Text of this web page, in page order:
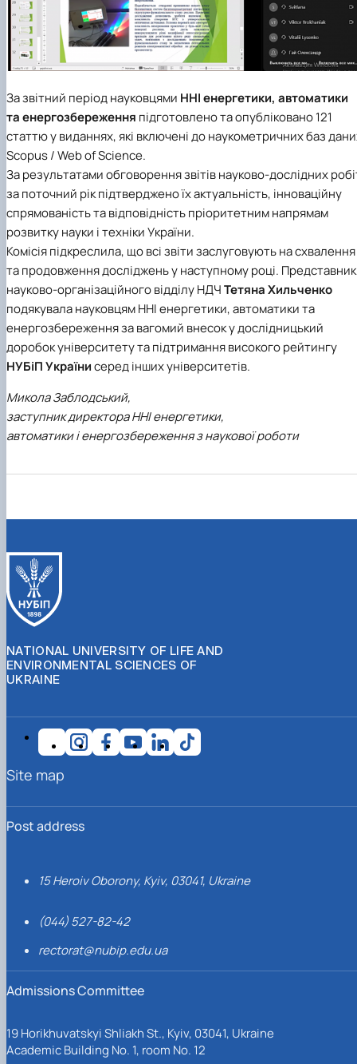
За звітний період науковцями ННІ енергетики, автоматики
та енергозбереження підготовлено та опубліковано 121
статтю у виданнях, які включені до наукометричних баз
Scopus / Web of Science.
За результатами обговорення звітів науково-дослідних
за поточний рік підтверджено їх актуальність, інноваційну
спрямованість та відповідність пріоритетним напрямам
розвитку науки і техніки України.
Комісія підкреслила, що всі звіти заслуговують на схвалення
та продовження досліджень у наступному році. Представник
науково-організаційного відділу НДЧТетяна Хильченко
подякувала науковцям ННІ енергетики, автоматики та
енергозбереження за вагомий внесок у дослідницький
доробок університету та підтримання високого рейтингу
НУБіП Українисеред інших університетів.
Микола Заблодський,
заступник директора ННІ енергетики,
автоматики і енергозбереження з наукової роботи
NATIONAL UNIVERSITY OF LIFE AND
ENVIRONMENTAL SCIENCES OF
UKRAINE
Post address
15 Heroiv Oborony, Kyiv, 03041, Ukraine
(044) 527-82-42
rectorat@nubip.edu.ua
Admissions Committee
19 Horikhuvatskyi Shliakh St., Kyiv, 03041, Ukraine
Academic Building No. 1, room No. 12
Site map